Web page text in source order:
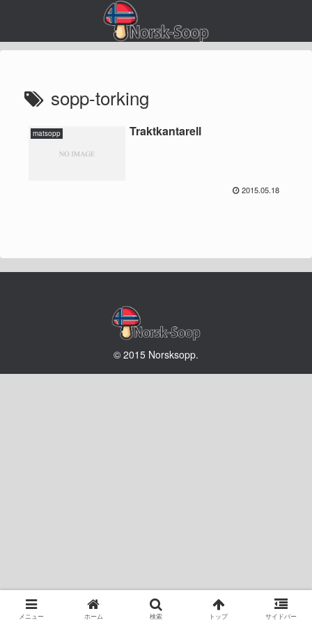
sopp-torking
matsopp Traktkantarell
2015.05.18
© 2015 Norsksopp.
メニュー ホーム 検索 トップ サイドバー